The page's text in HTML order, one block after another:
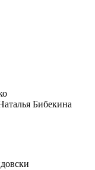
Бибекина